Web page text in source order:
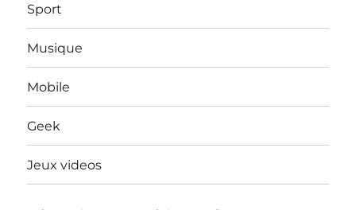
Sport
Musique
Mobile
Geek
Jeux videos